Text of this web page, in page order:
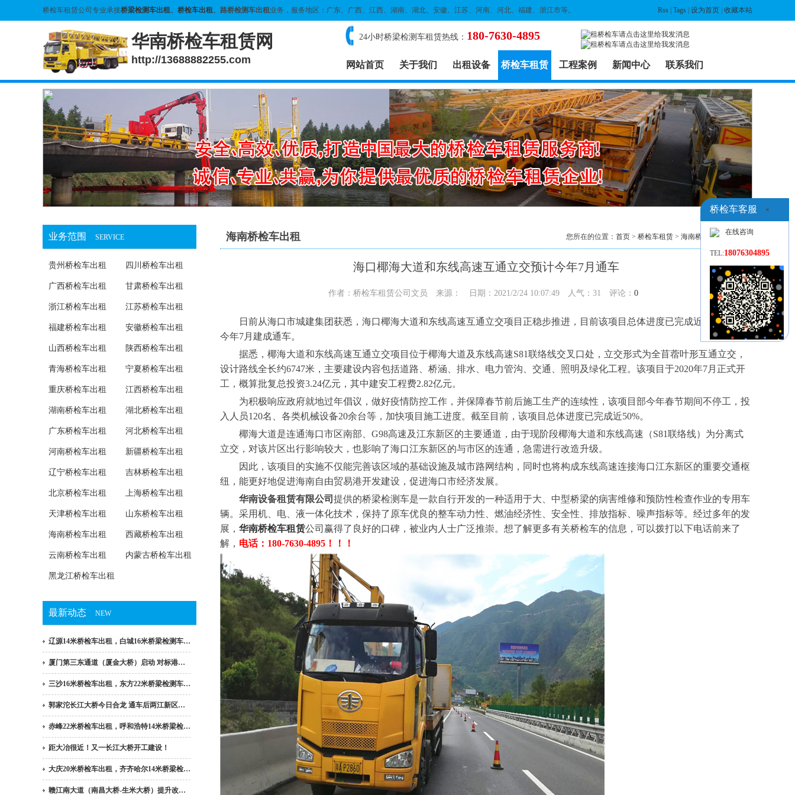
桥检车租赁公司专业承接桥梁检测车出租、 桥检车出租、路桥检测车出租业务，服务地区：广东、广西、江西、湖南、湖北、安徽、江苏、河南、河北、福建、浙江市等。 Rss Tags 设为首页 收藏本站
华南桥检车租赁网
http://13688882255.com
24小时桥梁检测车租赁热线： 180-7630-4895
网站首页 关于我们 出租设备 桥检车租赁 工程案例 新闻中心 联系我们
业务范围 SERVICE
贵州桥检车出租 四川桥检车出租
广西桥检车出租 甘肃桥检车出租
浙江桥检车出租 江苏桥检车出租
福建桥检车出租 安徽桥检车出租
山西桥检车出租 陕西桥检车出租
青海桥检车出租 宁夏桥检车出租
重庆桥检车出租 江西桥检车出租
湖南桥检车出租 湖北桥检车出租
广东桥检车出租 河北桥检车出租
河南桥检车出租 新疆桥检车出租
辽宁桥检车出租 吉林桥检车出租
北京桥检车出租 上海桥检车出租
天津桥检车出租 山东桥检车出租
海南桥检车出租 西藏桥检车出租
云南桥检车出租 内蒙古桥检车出租
黑龙江桥检车出租
最新动态 NEW
辽源14米桥检车出租，白城16米桥梁检测车…
厦门第三东通道（厦金大桥）启动 对标港…
三沙16米桥检车出租，东方22米桥梁检测车…
郭家沱长江大桥今日合龙 通车后两江新区…
赤峰22米桥检车出租，呼和浩特14米桥梁检…
距大冶很近！又一长江大桥开工建设！
大庆20米桥检车出租，齐齐哈尔14米桥梁检…
赣江南大道（南昌大桥-生米大桥）提升改…
您所在的位置： 首页 > 桥检车租赁 > 海南桥检车出租> 列表
海南桥检车出租
海口椰海大道和东线高速互通立交预计今年7月通车
作者：桥检车租赁公司文员 来源： 日期：2021/2/24 10:07:49 人气： 31 评论： 0
日前从海口市城建集团获悉，海口椰海大道和东线高速互通立交项目正稳步推进，目前该项目总体进度已完成近50%，预计
今年7月建成通车。
据悉，椰海大道和东线高速互通立交项目位于椰海大道及东线高速S81联络线交叉口处，立交形式为全苜蓿叶形互通立交，
设计路线全长约6747米，主要建设内容包括道路、桥涵、排水、电力管沟、交通、照明及绿化工程。该项目于2020年7月正式开
工，概算批复总投资3.24亿元，其中建安工程费2.82亿元。
为积极响应政府就地过年倡议，做好疫情防控工作，并保障春节前后施工生产的连续性，该项目部今年春节期间不停工，投
入人员120名、各类机械设备20余台等，加快项目施工进度。截至目前，该项目总体进度已完成近50%。
椰海大道是连通海口市区南部、G98高速及江东新区的主要通道，由于现阶段椰海大道和东线高速（S81联络线）为分离式
立交，对该片区出行影响较大，也影响了海口江东新区的与市区的连通，急需进行改造升级。
因此，该项目的实施不仅能完善该区域的基础设施及城市路网结构，同时也将构成东线高速连接海口江东新区的重要交通枢
纽，能更好地促进海南自由贸易港开发建设，促进海口市经济发展。
华南设备租赁有限公司 提供的桥梁检测车是一款自行开发的一种适用于大、中型桥梁的病害维修和预防性检查作业的专用车
辆。采用机、电、液一体化技术，保持了原车优良的整车动力性、燃油经济性、安全性、排放指标、噪声指标等。经过多年的发
展， 华南桥检车租赁公司赢得了良好的口碑，被业内人士广泛推崇。想了解更多有关桥检车的信息，可以拨打以下电话前来了
解， 电话：180-7630-4895！！！
桥检车客服 ×
在线咨询
TEL:18076304895